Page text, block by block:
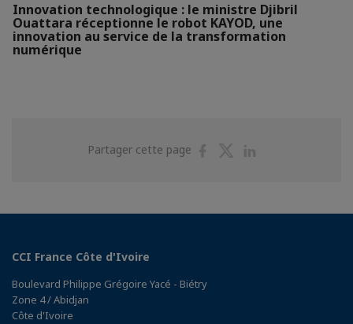
Innovation technologique : le ministre Djibril
Ouattara réceptionne le robot KAYOD, une
innovation au service de la transformation
numérique
Partager cette page
PartagerPartager
CCI France Côte d'Ivoire
Boulevard Philippe Grégoire Yacé - Biétry
Zone 4 / Abidjan
Côte d'Ivoire